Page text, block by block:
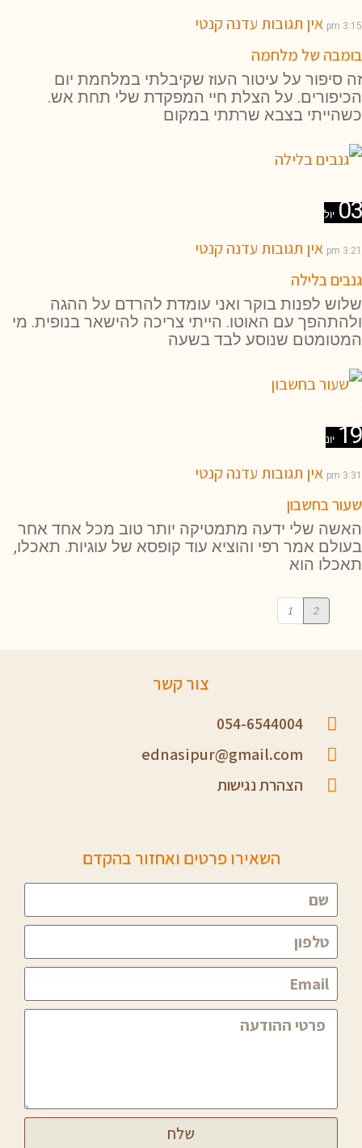
3:15 pm אין תגובות עדנה קנטי
בומבה של מלחמה
זה סיפור על עיטור העוז שקיבלתי במלחמת יום
הכיפורים. על הצלת חיי המפקדת שלי תחת אש.
כשהייתי בצבא שרתתי במקום
03 יול
3:21 pm אין תגובות עדנה קנטי
גנבים בלילה
שלוש לפנות בוקר ואני עומדת להרדם על ההגה
ולהתהפך עם האוטו. הייתי צריכה להישאר בנופית. מי
המטומטם שנוסע לבד בשעה
19 יונ
3:31 pm אין תגובות עדנה קנטי
שעור בחשבון
האשה שלי ידעה מתמטיקה יותר טוב מכל אחד אחר
בעולם אמר רפי והוציא עוד קופסא של עוגיות. תאכלו,
תאכלו הוא
1 2
צור קשר
054-6544004
ednasipur@gmail.com
הצהרת נגישות
השאירו פרטים ואחזור בהקדם
שלח